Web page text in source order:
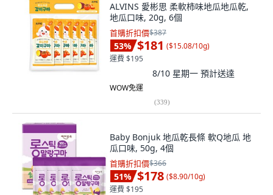
ALVINS 愛彬思 柔軟柿味地瓜地瓜乾,
地瓜口味, 20g, 6個
首購折扣價$387
53% $181 ($15.08/10g)
運費 $195
8/10 星期一 預計送達
WOW免運
(339)
Baby Bonjuk 地瓜乾長條 軟Q地瓜 地
瓜口味, 50g, 4個
首購折扣價$366
51% $178 ($8.90/10g)
運費 $195